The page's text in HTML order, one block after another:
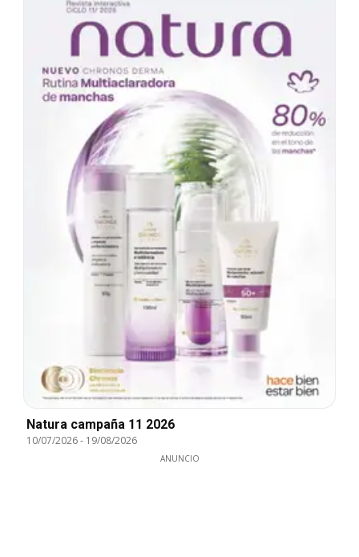
Natura campaña 11 2026
10/07/2026- 19/08/2026
ANUNCIO